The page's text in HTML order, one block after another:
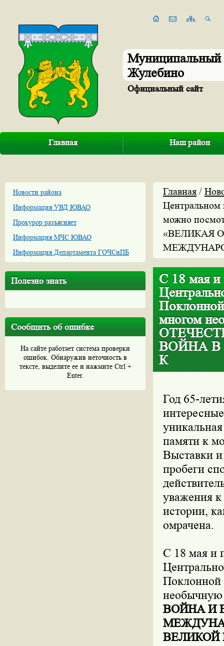
Муниципальный
Жулебино
Официальный сайт
Главная Наш район
Новости района
Информация УВД ЮВАО
Прокурор разъясняет
Информация МЧС ЮВАО
Информация Департамента ГОЧСиПБ
Полезно знать
Сообщить об ошибке
На сайте работает система проверки
ошибок. Обнаружив неточность в
тексте, выделите ее и нажмите Ctrl +
Enter.
Главная /
Центральном
можно
«ВЕЛИКАЯ
С 18 мая и
многом
ВОЙНА
К
Год 65-
памяти к
Выставки и
пробеги
уважения
истории,
омрачена.
С 18 мая и
Поклонной
ВОЙНА И
ВЕЛИКОЙ